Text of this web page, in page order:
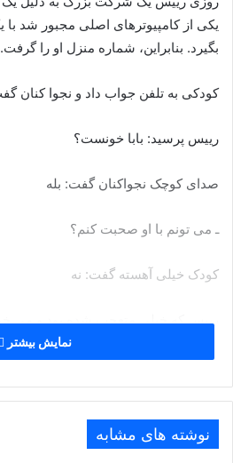
یکی از کامپیوترهای اصلی مجبور شد
بگیرد. بنابراین، شماره منزل او را گرفت.
کودکی به تلفن جواب داد و نجوا کنان
رییس پرسید: بابا خونست؟
صدای کوچک نجواکنان گفت: بله
ـ می تونم با او صحبت کنم؟
کودک خیلی آهسته گفت: نه
رییس که خیلی متعجب شده بود و می
بزرگسال صحبت کند، گفت: مامانت
ـ بله
ـ می تونم با او صحبت کنم؟
نمایش بیشتر
نوشته های مشابه